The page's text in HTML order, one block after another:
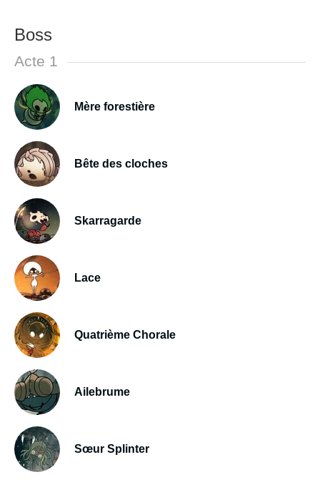
Boss
Acte 1
Mère forestière
Bête des cloches
Skarragarde
Lace
Quatrième Chorale
Ailebrume
Sœur Splinter